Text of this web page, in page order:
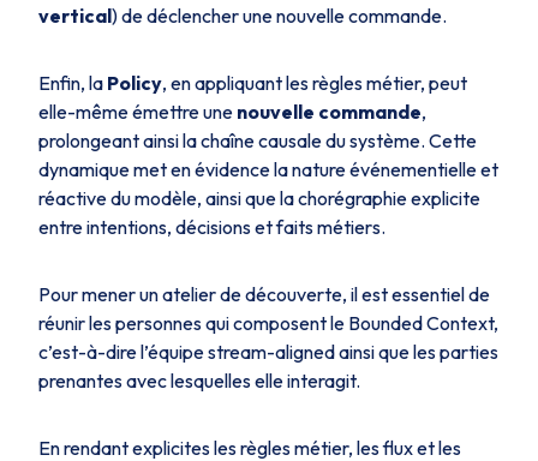
vertical) de déclencher une nouvelle commande.
Enfin, la Policy, en appliquant les règles métier, peut
elle-même émettre une nouvelle commande,
prolongeant ainsi la chaîne causale du système. Cette
dynamique met en évidence la nature événementielle et
réactive du modèle, ainsi que la chorégraphie explicite
entre intentions, décisions et faits métiers.
Pour mener un atelier de découverte, il est essentiel de
réunir les personnes qui composent le Bounded Context,
c’est-à-dire l’équipe stream-aligned ainsi que les parties
prenantes avec lesquelles elle interagit.
En rendant explicites les règles métier, les flux et les